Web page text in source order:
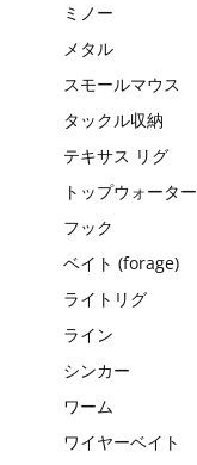
ミノー
メタル
スモールマウス
タックル収納
テキサス リグ
トップウォーター
フック
ベイト (forage)
ライトリグ
ライン
シンカー
ワーム
ワイヤーベイト